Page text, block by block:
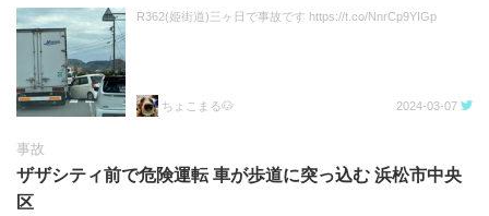
R362(姫街道)三ヶ日で事故です https://t.co/NnrCp9YIGp
ちょこまる🐶 2024-03-07
事故
ザザシティ前で危険運転 車が歩道に突っ込む 浜松市中央
区